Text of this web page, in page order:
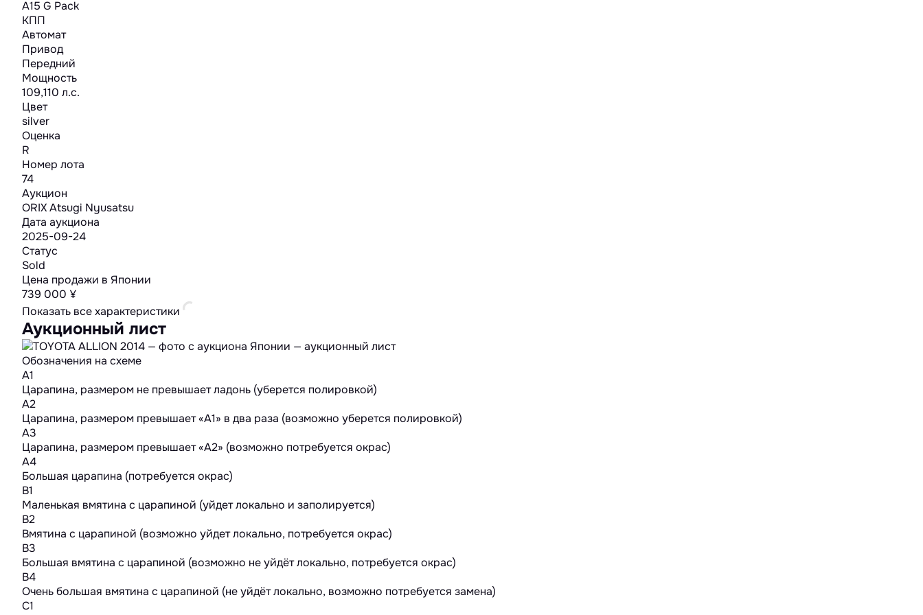
A15 G Pack
КПП
Автомат
Привод
Передний
Мощность
109,110 л.с.
Цвет
silver
Оценка
R
Номер лота
74
Аукцион
ORIX Atsugi Nyusatsu
Дата аукциона
2025-09-24
Статус
Sold
Цена продажи в Японии
739 000 ¥
Показать все характеристики
Аукционный лист
Обозначения на схеме
A1
Царапина, размером не превышает ладонь (уберется полировкой)
A2
Царапина, размером превышает «А1» в два раза (возможно уберется полировкой)
A3
Царапина, размером превышает «А2» (возможно потребуется окрас)
A4
Большая царапина (потребуется окрас)
B1
Маленькая вмятина с царапиной (уйдет локально и заполируется)
B2
Вмятина с царапиной (возможно уйдет локально, потребуется окрас)
B3
Большая вмятина с царапиной (возможно не уйдёт локально, потребуется окрас)
B4
Очень большая вмятина с царапиной (не уйдёт локально, возможно потребуется замена)
C1